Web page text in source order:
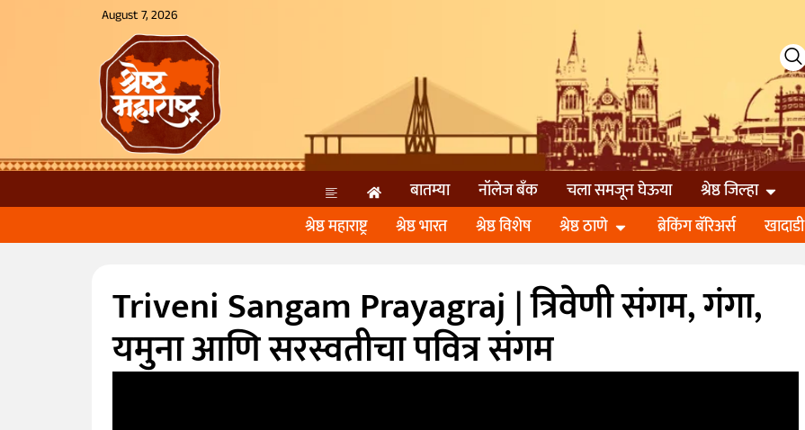
August 7, 2026
बातम्या नॉलेज बॅंक चला समजून घेऊया श्रेष्ठ जिल्हा
श्रेष्ठ महाराष्ट्र
श्रेष्ठ भारत श्रेष्ठ विशेष श्रेष्ठ ठाणे ब्रेकिंग बॅरिअर्स खादाडी
Triveni Sangam Prayagraj | त्रिवेणी संगम, गंगा,
यमुना आणि सरस्वतीचा पवित्र संगम